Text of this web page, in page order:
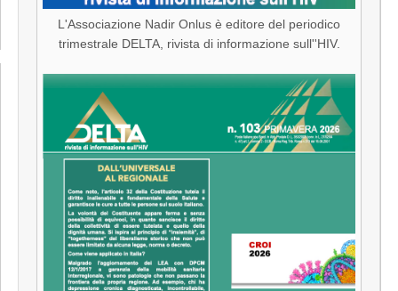
L'Associazione Nadir Onlus è editore del periodico
trimestrale DELTA, rivista di informazione sull''HIV.